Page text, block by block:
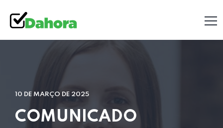
10 DE MARÇO DE 2025
COMUNICADO